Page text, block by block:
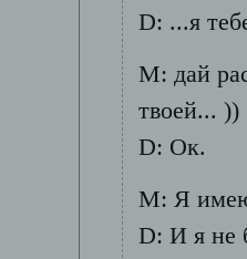
D: ...я
М: дай
твоей... ))
D: Ок.
М: Я имею
D: И я не